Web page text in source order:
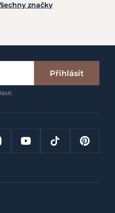
značky
Přihlásit